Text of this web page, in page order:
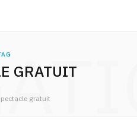
GRATUIT
gratuit